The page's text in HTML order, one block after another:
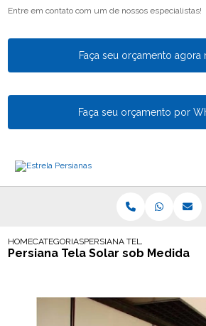
Entre em contato com um de nossos especialistas!
Faça seu orçamento agora
Faça seu orçamento por
HOMECATEGORIASPERSIANA TELA SOLAR SOB
Persiana Tela Solar sob Medida